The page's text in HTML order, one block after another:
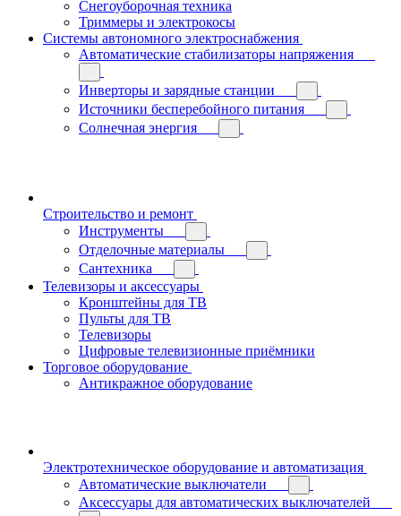
Снегоуборочная техника
Триммеры и электрокосы
Системы автономного электроснабжения
Автоматические стабилизаторы напряжения
Инверторы и зарядные станции
Источники бесперебойного питания
Солнечная энергия
Строительство и ремонт
Инструменты
Отделочные материалы
Сантехника
Телевизоры и аксессуары
Кронштейны для ТВ
Пульты для ТВ
Телевизоры
Цифровые телевизионные приёмники
Торговое оборудование
Антикражное оборудование
Электротехническое оборудование и автоматизация
Автоматические выключатели
Аксессуары для автоматических выключателей